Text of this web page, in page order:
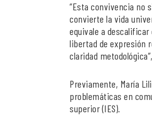
“Esta convivencia no
convierte la vida
equivale a
libertad de expresión
claridad
Previamente, María
problemáticas en
superior (IES).